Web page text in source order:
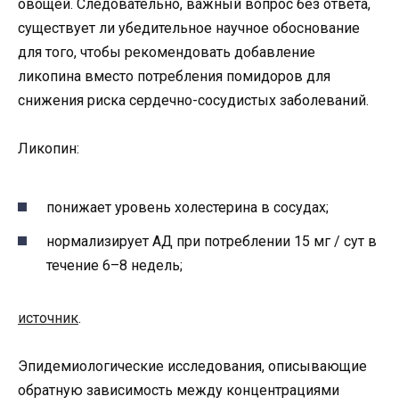
овощей. Следовательно, важный вопрос без ответа,
существует ли убедительное научное обоснование
для того, чтобы рекомендовать добавление
ликопина вместо потребления помидоров для
снижения риска сердечно-сосудистых заболеваний.
Ликопин:
понижает уровень холестерина в сосудах;
нормализирует АД при потреблении 15 мг / сут в
течение 6–8 недель;
источник.
Эпидемиологические исследования, описывающие
обратную зависимость между концентрациями